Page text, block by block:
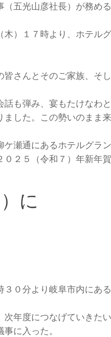
五光山彦社長）が務め
）１７時より、ホテル
さんとそのご家族、そ
も弾み、宴もたけなわ
した。この勢いのまま
瀬通にあるホテルグラ
２５（令和７）年新年
に
０分より岐阜市内にあ
年度につなげていきた
に入った。